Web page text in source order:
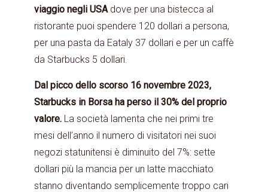
viaggio negli USAdove per una bistecca al
ristorante puoi spendere 120 dollari a persona,
per una pasta da Eataly 37 dollari e per un caffè
da Starbucks 5 dollari.
Dal picco dello scorso 16 novembre 2023,
Starbucks in Borsa ha perso il 30% del proprio
valore. La società lamenta che nei primi tre
mesi dell’anno il numero di visitatori nei suoi
negozi statunitensi è diminuito del 7%: sette
dollari più la mancia per un latte macchiato
stanno diventando semplicemente troppo cari